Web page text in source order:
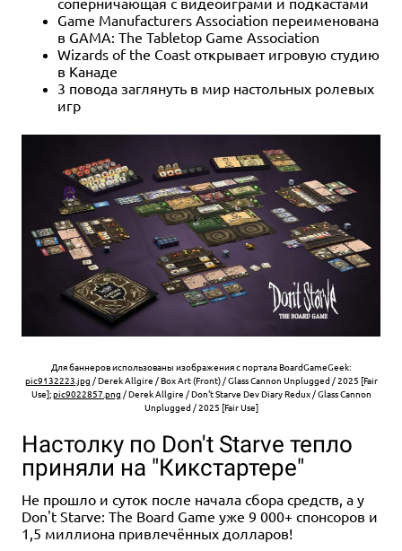
Game Manufacturers Association переименована
в GAMA: The Tabletop Game Association
Wizards of the Coast открывает игровую студию
в Канаде
3 повода заглянуть в мир настольных ролевых
игр
Для баннеров использованы изображения с портала BoardGameGeek:
pic9132223.jpg / Derek Allgire / Box Art (Front) / Glass Cannon Unplugged / 2025 [Fair
Use];pic9022857.png / Derek Allgire / Don't Starve Dev Diary Redux / Glass Cannon
Unplugged / 2025 [Fair Use]
Настолку по Don't Starve тепло
приняли на "Кикстартере"
Не прошло и суток после начала сбора средств, а у
Don't Starve: The Board Game уже 9 000+ спонсоров и
1,5 миллиона привлечённых долларов!